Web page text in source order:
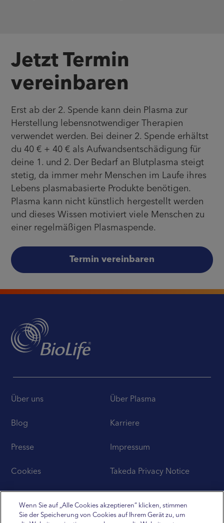
Jetzt Termin
vereinbaren
Erst ab der 2. Spende kann dein Plasma zur
Herstellung lebensnotwendiger Therapien
verwendet werden. Bei deiner 2. Spende erhältst
du 40 € + 40 € als Aufwandsentschädigung für
deine 1. und 2. Der Bedarf an Blutplasma steigt
stetig, da immer mehr Menschen im Laufe ihres
Lebens plasmabasierte Produkte benötigen.
Plasma kann nicht künstlich hergestellt werden
und dieses Wissen motiviert viele Menschen zu
einer regelmäßigen Plasmaspende.
Termin vereinbaren
Über uns Über Plasma
Blog Karriere
Presse Impressum
Cookies Takeda Privacy Notice
Wenn Sie auf „Alle Cookies akzeptieren“ klicken, stimmen
Sie der Speicherung von Cookies auf Ihrem Gerät zu, um